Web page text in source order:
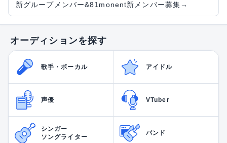
新グループメンバー&81monent新メンバー募集→
オーディションを探す
歌手・ボーカル アイドル
声優 VTuber
シンガー
ソングライター
バンド